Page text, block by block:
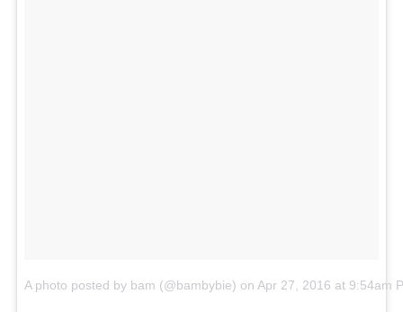
A photo posted by bam (@bambybie) on Apr 27, 2016 at 9:54am